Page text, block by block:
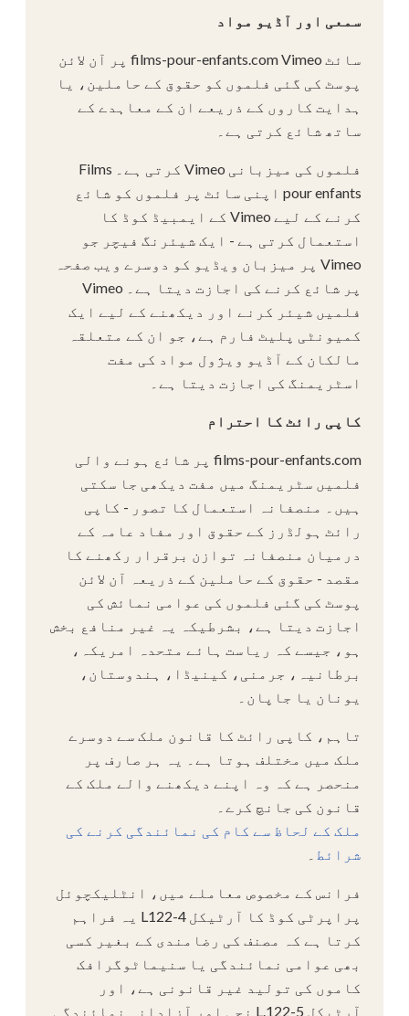
سمعی اور آڈیو مواد
سائٹ films-pour-enfants.com Vimeo پر آن لائن
پوسٹ کی گئی فلموں کو حقوق کے حاملین، یا
ہدایت کاروں کے ذریعے ان کے معاہدے کے
ساتھ شائع کرتی ہے۔
فلموں کی میزبانی Vimeo کرتی ہے۔ Films
pour enfants اپنی سائٹ پر فلموں کو شائع
کرنے کے لیے Vimeo کے ایمبیڈ کوڈ کا
استعمال کرتی ہے - ایک شیئرنگ فیچر جو
Vimeo پر میزبان ویڈیو کو دوسرے ویب صفحہ
پر شائع کرنے کی اجازت دیتا ہے۔ Vimeo
فلمیں شیئر کرنے اور دیکھنے کے لیے ایک
کمیونٹی پلیٹ فارم ہے، جو ان کے متعلقہ
مالکان کے آڈیو ویژول مواد کی مفت
اسٹریمنگ کی اجازت دیتا ہے۔
کاپی رائٹ کا احترام
films-pour-enfants.com پر شائع ہونے والی
فلمیں سٹریمنگ میں مفت دیکھی جا سکتی
ہیں۔ منصفانہ استعمال کا تصور - کاپی
رائٹ ہولڈرز کے حقوق اور مفاد عامہ کے
درمیان منصفانہ توازن برقرار رکھنے کا
مقصد - حقوق کے حاملین کے ذریعہ آن لائن
پوسٹ کی گئی فلموں کی عوامی نمائش کی
اجازت دیتا ہے، بشرطیکہ یہ غیر منافع بخش
ہو، جیسے کہ ریاست ہائے متحدہ امریکہ،
برطانیہ، جرمنی، کینیڈا، ہندوستان،
یونان یا جاپان۔
تاہم، کاپی رائٹ کا قانون ملک سے دوسرے
ملک میں مختلف ہوتا ہے۔ یہ ہر صارف پر
منحصر ہے کہ وہ اپنے دیکھنے والے ملک کے
قانون کی جانچ کرے۔
ملک کے لحاظ سے کام کی نمائندگی کرنے کی
شرائط
فرانس کے مخصوص معاملے میں، انٹلیکچوئل
پراپرٹی کوڈ کا آرٹیکل L122-4 یہ فراہم
کرتا ہے کہ مصنف کی رضامندی کے بغیر کسی
بھی عوامی نمائندگی یا سنیماٹوگرافک
کاموں کی تولید غیر قانونی ہے، اور
آرٹیکل L.122-5 نجی اور آزادانہ نمائندگی